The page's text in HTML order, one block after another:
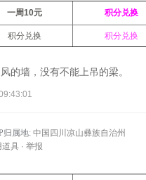
一周10元 积分兑换
积分兑换 积分兑换
的墙，没有不能上吊的梁。
归属地: 中国四川凉山彝族自治州
道具 · 举报